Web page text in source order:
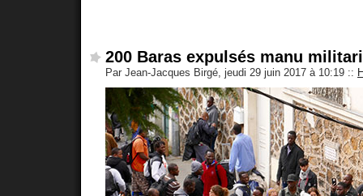
200 Baras expulsés manu
Par Jean-Jacques Birgé, jeudi 29 juin 2017 à 10:19 ::